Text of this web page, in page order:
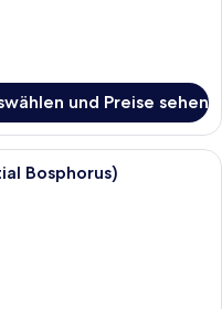
und Preise sehen
Bettwaren, Minibar,
Bosphorus)